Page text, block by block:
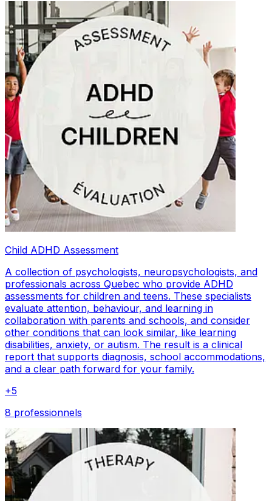
Child ADHD Assessment
A collection of psychologists, neuropsychologists, and
professionals across Quebec who provide ADHD
assessments for children and teens. These specialists
evaluate attention, behaviour, and learning in
collaboration with parents and schools, and consider
other conditions that can look similar, like learning
disabilities, anxiety, or autism. The result is a clinical
report that supports diagnosis, school accommodations,
and a clear path forward for your family.
+5
8 professionnels